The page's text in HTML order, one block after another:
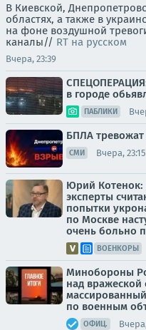
В Киевской,
областях, а также в
на фоне воздушной
каналы// RT на русском
Вчера, 23:39
в городе
ПАБЛИКИ
БПЛА
СМИ Вчера, 23:15
Юрий Котенок:
эксперты
попытки
по Москве
очень больно
ВОЕНКОРЫ
Минобороны
над
по военным
ОФИЦ.